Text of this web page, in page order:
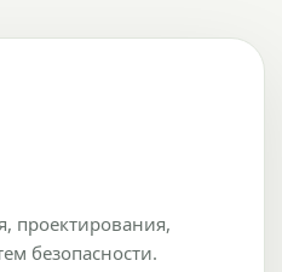
проектирования,
безопасности.